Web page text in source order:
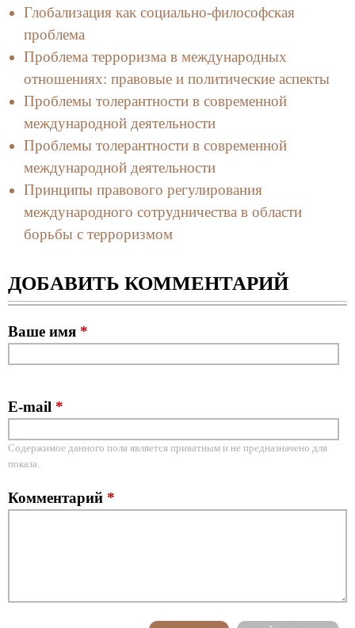
Глобализация как социально-философская
проблема
Проблема терроризма в международных
отношениях: правовые и политические аспекты
Проблемы толерантности в современной
международной деятельности
Проблемы толерантности в современной
международной деятельности
Принципы правового регулирования
международного cотрудничества в области
борьбы с терроризмом
ДОБАВИТЬ КОММЕНТАРИЙ
Ваше имя *
E-mail *
Содержимое данного поля является приватным и не предназначено для
показа.
Комментарий *